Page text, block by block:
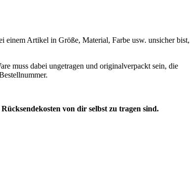
einem Artikel in Größe, Material, Farbe usw. unsicher bist,
muss dabei ungetragen und originalverpackt sein, die
von dir selbst zu tragen sind.